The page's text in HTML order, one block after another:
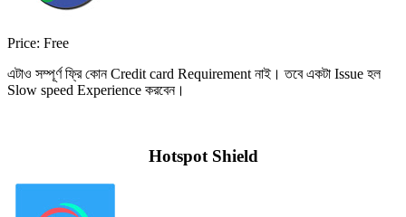
Price: Free
এটাও সম্পূর্ণ ফ্রি কোন Credit card Requirement নাই। তবে একটা Issue হল
Slow speed Experience করবেন।
Hotspot Shield